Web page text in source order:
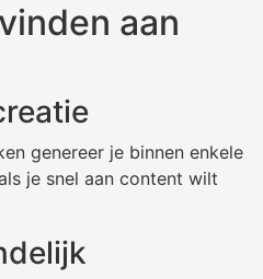
aan
genereer je binnen enkele
je snel aan content wilt